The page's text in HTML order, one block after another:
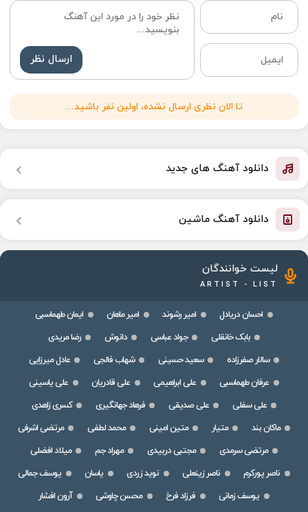
ارسال نظر
تا الان نظری ارسال نشده، اولین نفر باشید...
دانلود آهنگ های جدید
دانلود آهنگ ماشین
لیست خوانندگان
ARTIST - LIST
احسان دریادل امیر رشوند امیر ماهان
ایمان طهماسبی
بابک خانقلی
جواد عباسی دانوش
رضا مریدی
سالار صفرزاده
سعید حسینی شهاب فالجی
عادل میرزایی
عرفان طهماسبی
علی ابراهیمی علی قادریان
علی یاسینی
علی سفلی
علی صدیقی فرهاد جهانگیری
کسری زاهدی
ماکان بند
متیار متین امینی محمد لطفی
مرتضی اشرفی
مرتضی سرمدی
مجتبی دربیدی مهراد جم
میلاد افضلی
ناصر پورکرم
ناصر زینعلی نوید زردی یاسان
یوسف جمالی
یوسف زمانی
فرزاد فرخ محسن چاوشی
آرون افشار